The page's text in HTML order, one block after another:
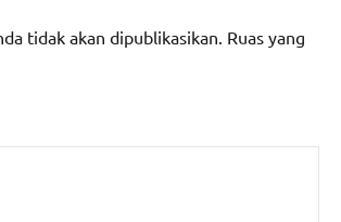
tidak akan dipublikasikan. Ruas yang